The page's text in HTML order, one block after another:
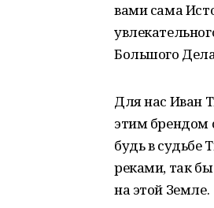
вами сама
Большого
Для нас Иван
этим брендом
будь в судьбе
реками, так бы
на этой Земле.